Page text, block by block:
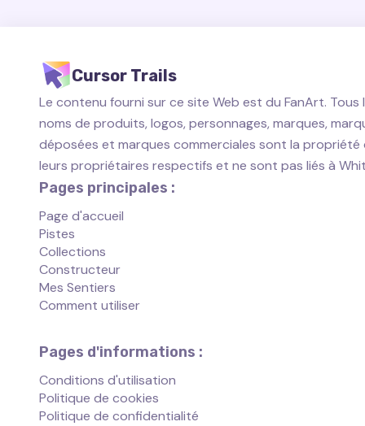
Cursor Trails
Le contenu fourni sur ce site Web est du FanArt. Tous
noms de produits, logos, personnages, marques,
déposées et marques commerciales sont la propriété
leurs propriétaires respectifs et ne sont pas liés à
Pages principales :
Page d'accueil
Pistes
Collections
Constructeur
Mes Sentiers
Comment utiliser
Pages d'informations :
Conditions d'utilisation
Politique de cookies
Politique de confidentialité